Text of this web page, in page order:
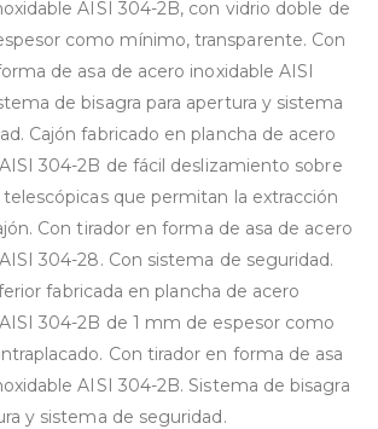
AISI 304-2B, con vidrio doble de
como mínimo, transparente. Con
de asa de acero inoxidable AISI
de bisagra para apertura y sistema
Cajón fabricado en plancha de acero
304-2B de fácil deslizamiento sobre
telescópicas que permitan la extracción
Con tirador en forma de asa de acero
304-28. Con sistema de seguridad.
fabricada en plancha de acero
304-2B de 1 mm de espesor como
Con tirador en forma de asa
AISI 304-2B. Sistema de bisagra
y sistema de seguridad.